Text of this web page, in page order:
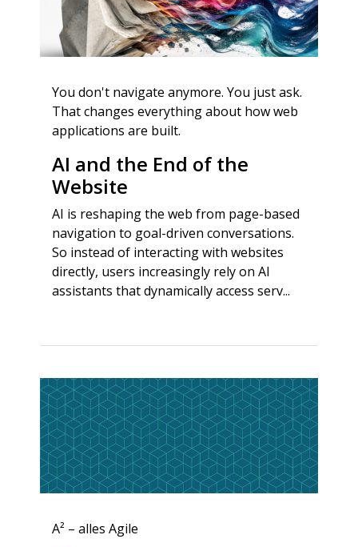
You don't navigate anymore. You just ask.
That changes everything about how web
applications are built.
AI and the End of the
Website
AI is reshaping the web from page-based
navigation to goal-driven conversations.
So instead of interacting with websites
directly, users increasingly rely on AI
assistants that dynamically access serv...
A² – alles Agile